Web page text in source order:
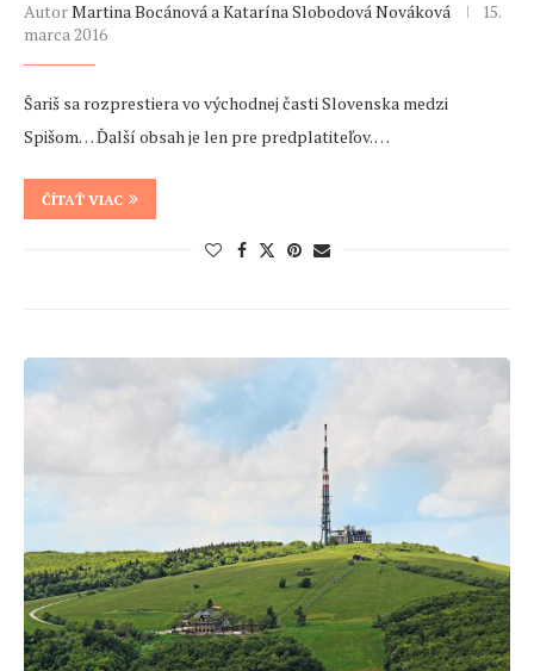
AutorMartina Bocánová a Katarína Slobodová Nováková
15.
marca 2016
Šariš sa rozprestiera vo východnej časti Slovenska medzi
Spišom… Ďalší obsah je len pre predplatiteľov. …
ČÍTAŤ VIAC